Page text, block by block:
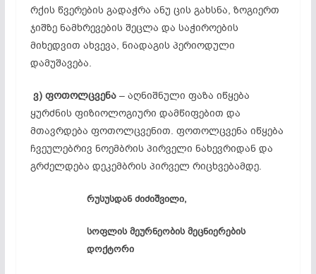
რქის წვერების გადაჭრა ანუ ცის გახსნა, ზოგიერთ
ჯიშზე ნამხრევების შეცლა და საჭიროების
მიხედვით ახვევა, ნიადაგის პერიოდული
დამუშავება.
ვ) ფოთოლცვენა– აღნიშნული ფაზა იწყება
ყურძნის ფიზიოლოგიური დამწიფებით და
მთავრდება ფოთოლცვენით. ფოთოლცვენა იწყება
ჩვეულებრივ ნოემბრის პირველი ნახევრიდან და
გრძელდება დეკემბრის პირველ რიცხვებამდე.
რუსუსდან ძიძიშვილი,
სოფლის მეურნეობის მეცნიერების
დოქტორი